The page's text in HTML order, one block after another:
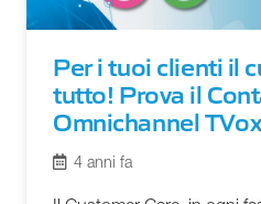
Per i tuoi clienti il
tutto! Prova il
Omnichannel
4 anni fa